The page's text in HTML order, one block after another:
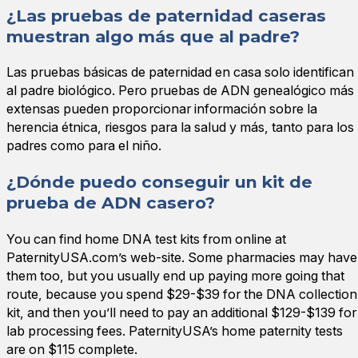
¿Las pruebas de paternidad caseras
muestran algo más que al padre?
Las pruebas básicas de paternidad en casa solo identifican
al padre biológico. Pero pruebas de ADN genealógico más
extensas pueden proporcionar información sobre la
herencia étnica, riesgos para la salud y más, tanto para los
padres como para el niño.
¿Dónde puedo conseguir un kit de
prueba de ADN casero?
You can find home DNA test kits from online at
PaternityUSA.com’s web-site. Some pharmacies may have
them too, but you usually end up paying more going that
route, because you spend $29-$39 for the DNA collection
kit, and then you’ll need to pay an additional $129-$139 for
lab processing fees. PaternityUSA’s home paternity tests
are on $115 complete.